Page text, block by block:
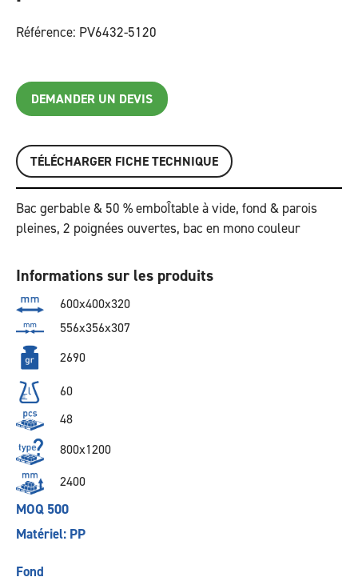
Référence: PV6432-5120
DEMANDER UN DEVIS
TÉLÉCHARGER FICHE TECHNIQUE
Bac gerbable & 50 % emboÎtable à vide, fond & parois
pleines, 2 poignées ouvertes, bac en mono couleur
Informations sur les produits
600x400x320
556x356x307
2690
60
48
800x1200
2400
MOQ 500
Matériel: PP
Fond